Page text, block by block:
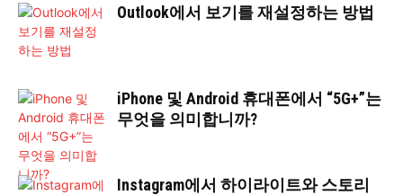
Outlook에서 보기를 재설정하는 방법
iPhone 및 Android 휴대폰에서 “5G+”는
무엇을 의미합니까?
Instagram에서 하이라이트와 스토리